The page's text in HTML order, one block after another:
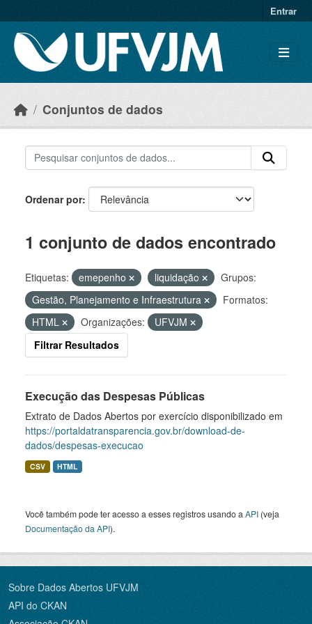
Entrar
Conjuntos de dados
Ordenar por
1 conjunto de dados encontrado
Etiquetas: emepenho liquidação
Grupos:
Gestão, Planejamento e Infraestrutura
Formatos:
HTML
Organizações:
UFVJM
Filtrar Resultados
Execução das Despesas Públicas
Extrato de Dados Abertos por exercício disponibilizado em
https://portaldatransparencia.gov.br/download-de-
dados/despesas-execucao
CSV HTML
Você também pode ter acesso a esses registros usando a API (veja
Documentação da API).
Sobre Dados Abertos UFVJM
API do CKAN